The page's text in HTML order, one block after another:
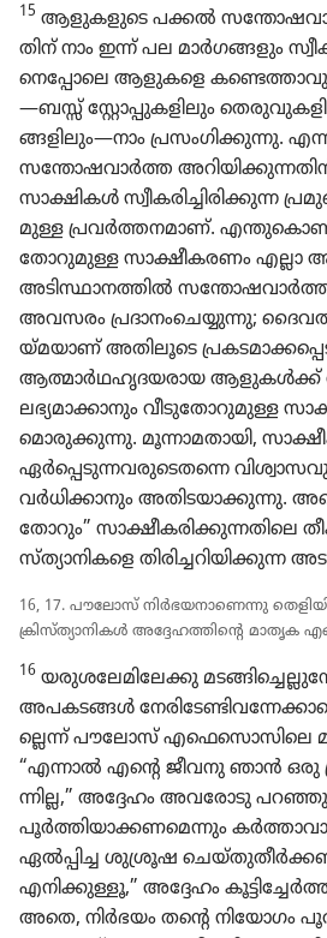
15 ആളുക​ളു​ടെ പക്കൽ
തിന്‌ നാം ഇന്ന്‌ പല മാർഗ​ങ്ങ​ളും
നെ​പ്പോ​ലെ ആളുകളെ
—ബസ്സ്‌ സ്റ്റോപ്പു​ക​ളി​ലും
ങ്ങ​ളി​ലും—നാം പ്രസം​ഗി​ക്കു​ന്നു.
സന്തോ​ഷ​വാർത്ത
സാക്ഷികൾ സ്വീക​രി​ച്ചി​രി​ക്കുന്ന
മുള്ള പ്രവർത്ത​ന​മാണ്‌.
തോ​റു​മുള്ള സാക്ഷീ​ക​രണം എല്ലാ
അടിസ്ഥാ​ന​ത്തിൽ
അവസരം പ്രദാ​നം​ചെ​യ്യു​ന്നു;
യ്‌മ​യാണ്‌ അതിലൂ​ടെ
ആത്മാർഥ​ഹൃ​ദ​യ​രായ ആളുകൾക്ക്‌
ലഭ്യമാ​ക്കാ​നും വീടു​തോ​റു​മുള്ള
മൊ​രു​ക്കു​ന്നു. മൂന്നാ​മ​താ​യി,
ഏർപ്പെ​ടു​ന്ന​വ​രു​ടെ​തന്നെ
വർധി​ക്കാ​നും അതിട​യാ​ക്കു​ന്നു.
തോ​റും” സാക്ഷീ​ക​രി​ക്കു​ന്ന​തി​ലെ
സ്‌ത്യാ​നി​കളെ തിരി​ച്ച​റി​യി​ക്കുന്ന
16, 17. പൗലോസ്‌ നിർഭ​യ​നാ​ണെന്നു
ക്രിസ്‌ത്യാ​നി​കൾ അദ്ദേഹ​ത്തി​ന്റെ മാതൃക
16 യരുശ​ലേ​മി​ലേക്കു
അപകടങ്ങൾ
ല്ലെന്ന്‌ പൗലോസ്‌ എഫെ​സൊ​സി​ലെ
“എന്നാൽ എന്റെ ജീവനു ഞാൻ ഒരു
ന്നില്ല,” അദ്ദേഹം അവരോ​ടു പറഞ്ഞു.
പൂർത്തി​യാ​ക്ക​ണ​മെ​ന്നും
ഏൽപ്പിച്ച ശുശ്രൂഷ
എനിക്കു​ള്ളൂ,” അദ്ദേഹം
അതെ, നിർഭയം തന്റെ നിയോ​ഗം